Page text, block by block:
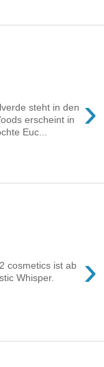
›
steht in den
erscheint in
Euc...
›
cosmetics ist ab
Whisper.